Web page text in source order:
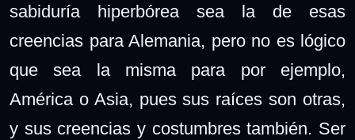
sabiduría hiperbórea sea la de esas
creencias para Alemania, pero no es lógico
que sea la misma para por ejemplo,
América o Asia, pues sus raíces son otras,
y sus creencias y costumbres también. Ser